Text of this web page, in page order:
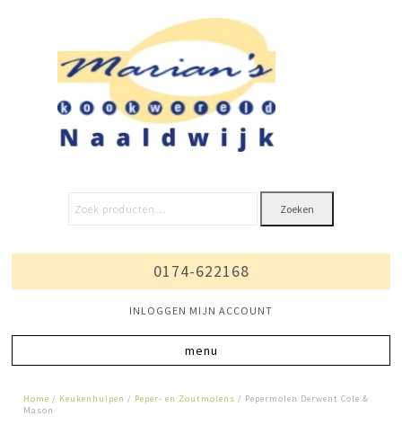
Zoeken
0174-622168
INLOGGEN MIJN ACCOUNT
Home / Keukenhulpen / Peper- en Zoutmolens / Pepermolen Derwent Cole &
Mason